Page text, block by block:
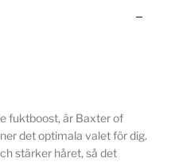
fuktboost, är Baxter of
det optimala valet för dig.
stärker håret, så det